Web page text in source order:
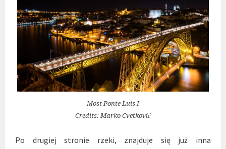
Most Ponte Luis I
Credits: Marko Cvetković
Po drugiej stronie rzeki, znajduje się już inna